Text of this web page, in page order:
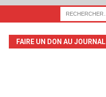
FAIRE UN DON AU JOURNAL